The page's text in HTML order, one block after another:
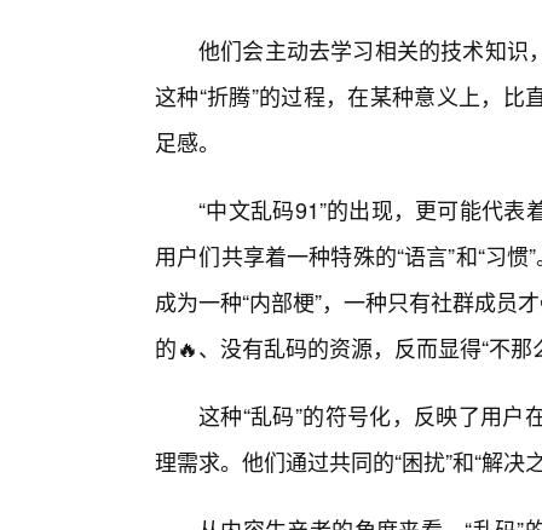
他们会主动去学习相关的技术知识
这种“折腾”的过程，在某种意义上，
足感。
“中文乱码91”的出现，更可能代
用户们共享着一种特殊的“语言”和“习
成为一种“内部梗”，一种只有社群成员
的🔥、没有乱码的资源，反而显得“不那
这种“乱码”的符号化，反映了用
理需求。他们通过共同的“困扰”和“解